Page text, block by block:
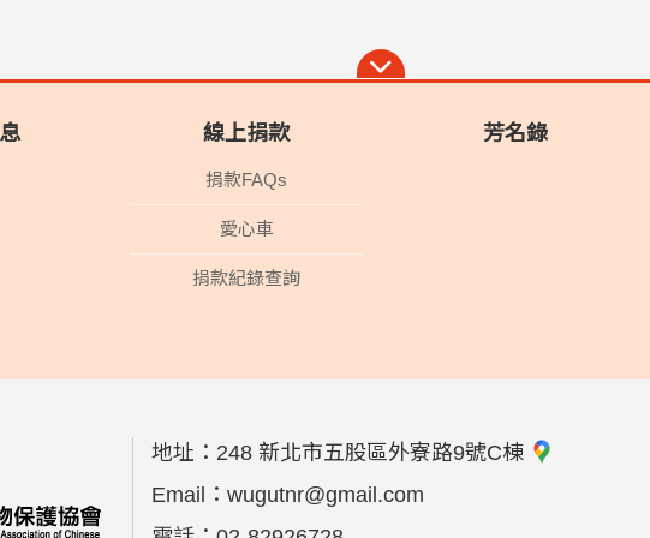
線上捐款
捐款FAQs
愛心車
捐款紀錄查詢
芳名錄
地址： 248 新北市五股區外寮路9號C棟
Email：wugutnr@gmail.com